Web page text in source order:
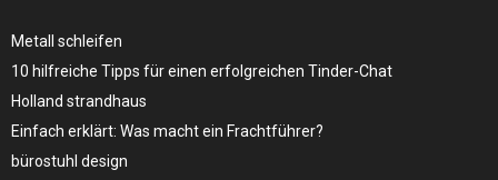
Metall schleifen
10 hilfreiche Tipps für einen erfolgreichen Tinder-Chat
Holland strandhaus
Einfach erklärt: Was macht ein Frachtführer?
bürostuhl design